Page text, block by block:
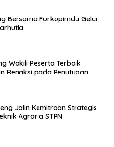
Bersama Forkopimda Gelar
Wakili Peserta Terbaik
Renaksi pada Penutupan
Jalin Kemitraan Strategis
Agraria STPN